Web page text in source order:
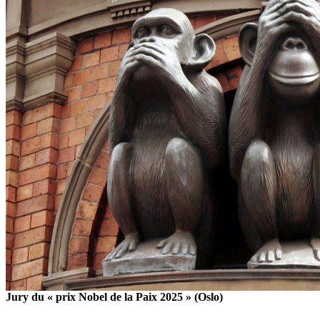
Jury du « prix Nobel de la Paix 2025 » (Oslo)